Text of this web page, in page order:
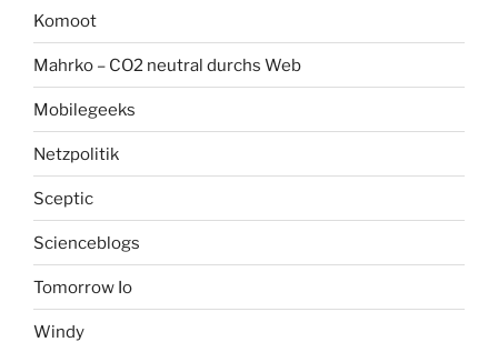
Komoot
Mahrko – CO2 neutral durchs Web
Mobilegeeks
Netzpolitik
Sceptic
Scienceblogs
Tomorrow Io
Windy